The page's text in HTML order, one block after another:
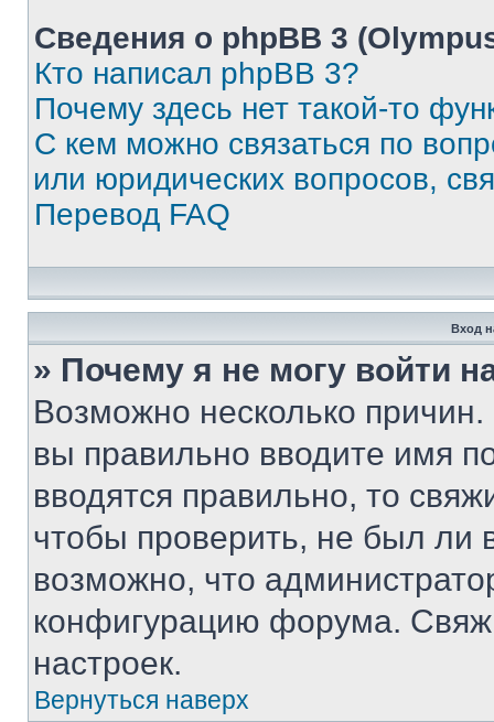
Сведения о phpBB 3
Кто написал phpBB 3?
Почему здесь нет такой-то
С кем можно связаться по
или юридических вопросов,
Перевод FAQ
Вход
» Почему я не могу войти
Возможно несколько
вы правильно вводите имя
вводятся правильно, то
чтобы проверить, не был ли
возможно, что
конфигурацию форума.
настроек.
Вернуться наверх